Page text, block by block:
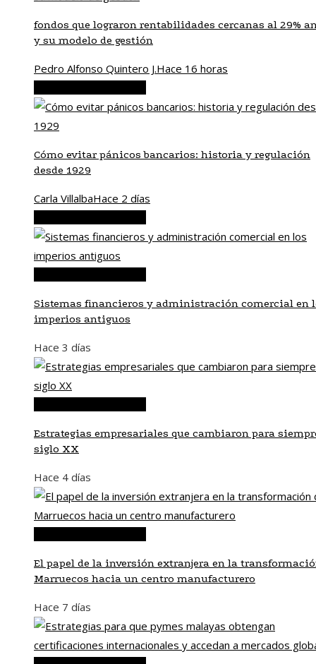
fondos que lograron rentabilidades cercanas al 29%
y su modelo de gestión
Pedro Alfonso Quintero J.Hace 16 horas
Cómo evitar pánicos bancarios: historia y regulación
desde 1929
Carla VillalbaHace 2 días
Sistemas financieros y administración comercial en
imperios antiguos
Hace 3 días
Estrategias empresariales que cambiaron para
siglo XX
Hace 4 días
El papel de la inversión extranjera en la
Marruecos hacia un centro manufacturero
Hace 7 días